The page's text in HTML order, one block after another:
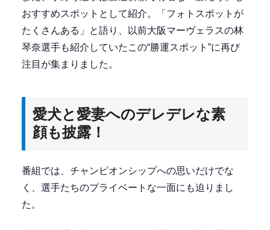
おすすめスポットとして紹介。「フォトスポットが
たくさんある」と語り、以前大阪マーヴェラスの林
琴奈選手も紹介していたこの“勝運スポット”に再び
注目が集まりました。
愛犬と愛妻へのデレデレな素
顔も披露！
番組では、チャンピオンシップへの思いだけでな
く、選手たちのプライベートな一面にも迫りまし
た。